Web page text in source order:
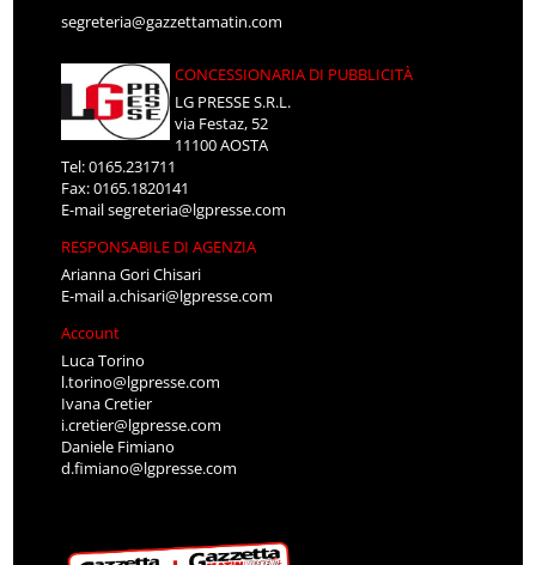
segreteria@gazzettamatin.com
CONCESSIONARIA DI PUBBLICITÀ
LG PRESSE S.R.L.
via Festaz, 52
11100 AOSTA
Tel: 0165.231711
Fax: 0165.1820141
E-mailsegreteria@lgpresse.com
RESPONSABILE DI AGENZIA
Arianna Gori Chisari
E-maila.chisari@lgpresse.com
Account
Luca Torino
l.torino@lgpresse.com
Ivana Cretier
i.cretier@lgpresse.com
Daniele Fimiano
d.fimiano@lgpresse.com